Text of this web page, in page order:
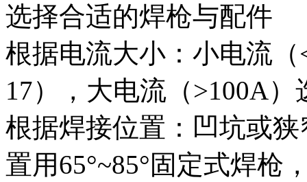
选择合适的焊枪与配件
根据电流大小：小电流
17），大电流（>100A
根据焊接位置：凹坑或
置用65°~85°固定式焊枪